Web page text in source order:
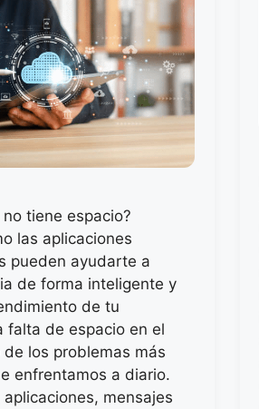
tiene espacio?
las aplicaciones
pueden ayudarte a
de forma inteligente y
de tu
falta de espacio en el
de los problemas más
enfrentamos a diario.
mensajes